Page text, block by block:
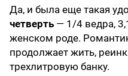
Да, и была еще такая
четверть — 1/4 ведра,
женском роде.
продолжает жить,
трехлитровую банку.